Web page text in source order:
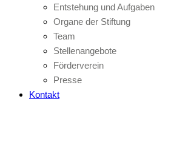
Entstehung und Aufgaben
Organe der Stiftung
Team
Stellenangebote
Förderverein
Presse
Kontakt